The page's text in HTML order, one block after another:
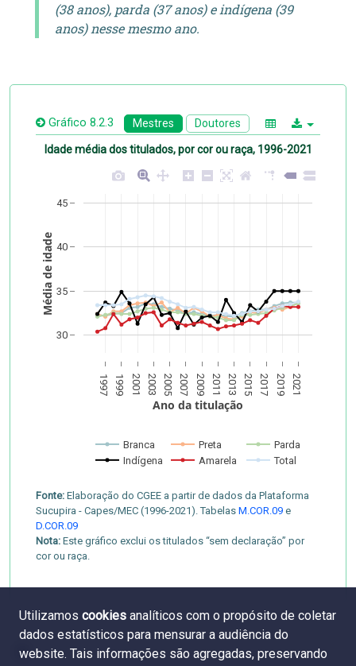
(38 anos), parda (37 anos) e indígena (39
anos) nesse mesmo ano.
Gráfico 8.2.3 Mestres Doutores
Idade média dos titulados, por cor ou raça, 1996-2021
1997 1999 2001 2003 2005 2007 2009 2011 2013 2015 2017 2019 2021
30
35
40
45
Branca Preta
Parda
Indígena
Amarela Total
Ano da titulação
Média de idade
Fonte: Elaboração do CGEE a partir de dados da Plataforma
Sucupira - Capes/MEC (1996-2021). Tabelas M.COR.09 e
D.COR.09
Nota: Este gráfico exclui os titulados “sem declaração” por
cor ou raça.
Utilizamos cookies analíticos com o propósito de coletar
dados estatísticos para mensurar a audiência do
website. Tais informações são agregadas, preservando